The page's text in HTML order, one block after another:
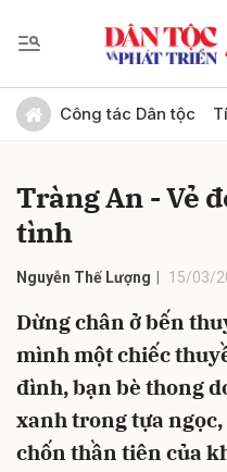
Công tác Dân tộc
Tràng An - Vẻ
tình
Nguyễn Thế Lượng 15/03/
Dừng chân ở bến
mình một chiếc
đình, bạn bè thong
xanh trong tựa
chốn thần tiên của
Gửi bình luận